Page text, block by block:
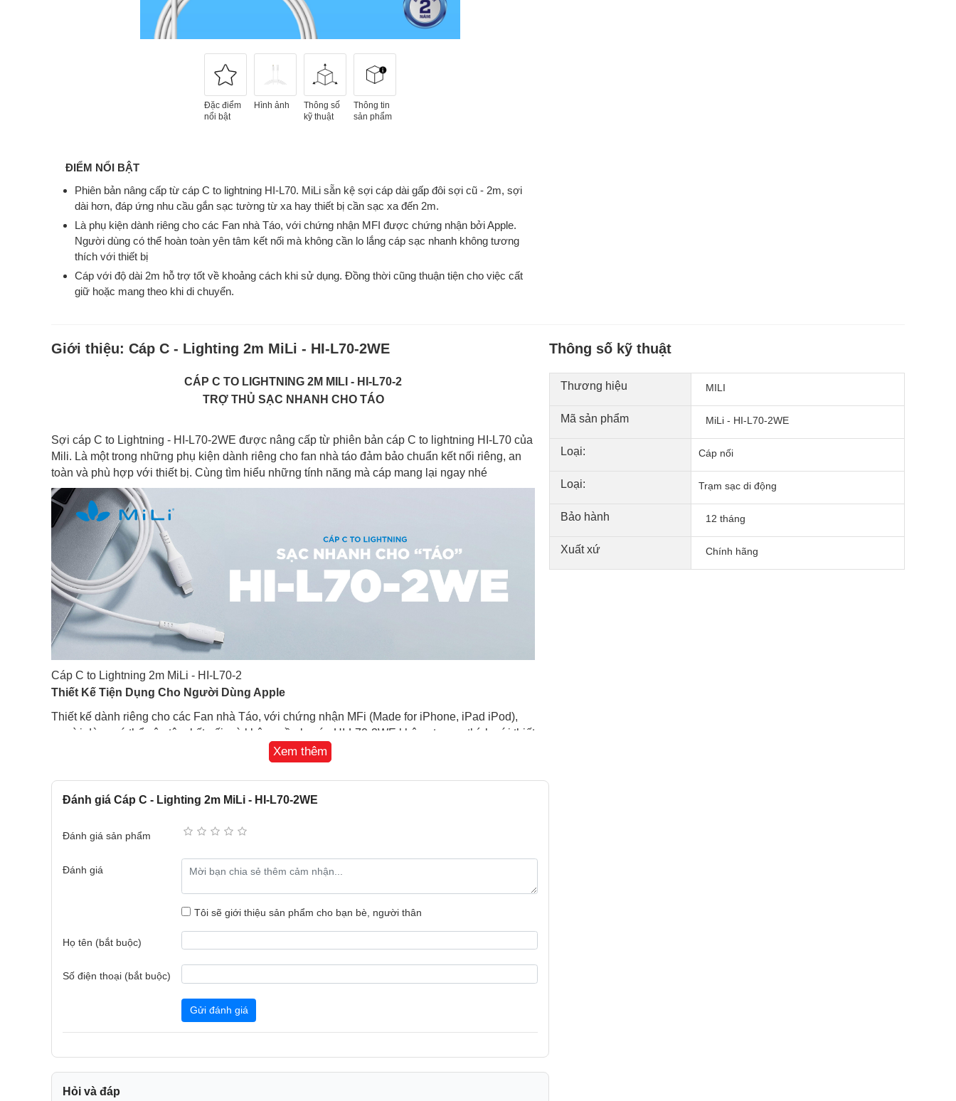
Đặc điểm
nổi bật
Hình ảnh
Thông số
kỹ thuật
Thông tin
sản phẩm
ĐIỂM NỔI BẬT
Phiên bản nâng cấp từ cáp C to lightning HI-L70. MiLi sẵn kệ sợi cáp dài gấp đôi sợi cũ - 2m, sợi
dài hơn, đáp ứng nhu cầu gắn sạc tường từ xa hay thiết bị cần sạc xa đến 2m.
Là phụ kiện dành riêng cho các Fan nhà Táo, với chứng nhận MFI được chứng nhận bởi Apple.
Người dùng có thể hoàn toàn yên tâm kết nối mà không cần lo lắng cáp sạc nhanh không tương
thích với thiết bị
Cáp với độ dài 2m hỗ trợ tốt về khoảng cách khi sử dụng. Đồng thời cũng thuận tiện cho việc cất
giữ hoặc mang theo khi di chuyển.
Giới thiệu: Cáp C - Lighting 2m MiLi - HI-L70-2WE
CÁP C TO LIGHTNING 2M MILI - HI-L70-2
TRỢ THỦ SẠC NHANH CHO TÁO
Sợi cáp C to Lightning - HI-L70-2WE được nâng cấp từ phiên bản cáp C to lightning HI-L70 của
Mili. Là một trong những phụ kiện dành riêng cho fan nhà táo đảm bảo chuẩn kết nối riêng, an
toàn và phù hợp với thiết bị. Cùng tìm hiểu những tính năng mà cáp mang lại ngay nhé
Cáp C to Lightning 2m MiLi - HI-L70-2
Thiết Kế Tiện Dụng Cho Người Dùng Apple
Thiết kế dành riêng cho các Fan nhà Táo, với chứng nhận MFi (Made for iPhone, iPad iPod),
người dùng có thể yên tâm kết nối mà không cần lo cáp HI-L70-2WE không tương thích với thiết
bị, đảm bảo an toàn tuyệt đối cho người sử dụng.Xem thêm
Đánh giá Cáp C - Lighting 2m MiLi - HI-L70-2WE
Đánh giá sản phẩm
Đánh giá
Tôi sẽ giới thiệu sản phẩm cho bạn bè, người thân
Họ tên (bắt buộc)
Số điện thoại (bắt buộc)
Gửi đánh giá
Hỏi và đáp
Thông số kỹ thuật
Thương hiệu MILI
Mã sản phẩm MiLi - HI-L70-2WE
Loại: Cáp nối
Loại: Trạm sạc di động
Bảo hành 12 tháng
Xuất xứ Chính hãng